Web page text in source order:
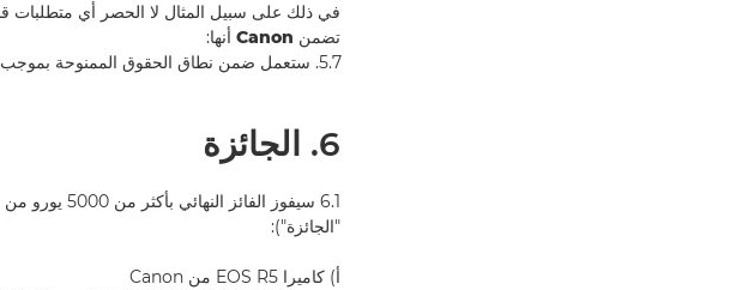
في ذلك على سبيل المثال لا الحصر أي متطلبات
تضمن Canon أنها:
5.7. ستعمل ضمن نطاق الحقوق الممنوحة بموجب هذه الأحكام والشروط و/أو وفقًا لها
6. الجائزة
"الجائزة"):
أ) كاميرا EOS R5 من Canon